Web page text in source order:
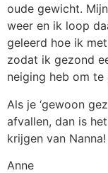
oude gewicht.
weer en ik loop
geleerd hoe ik met
zodat ik gezond
neiging heb om te
Als je ‘gewoon
afvallen, dan is
krijgen van Nanna!
Anne